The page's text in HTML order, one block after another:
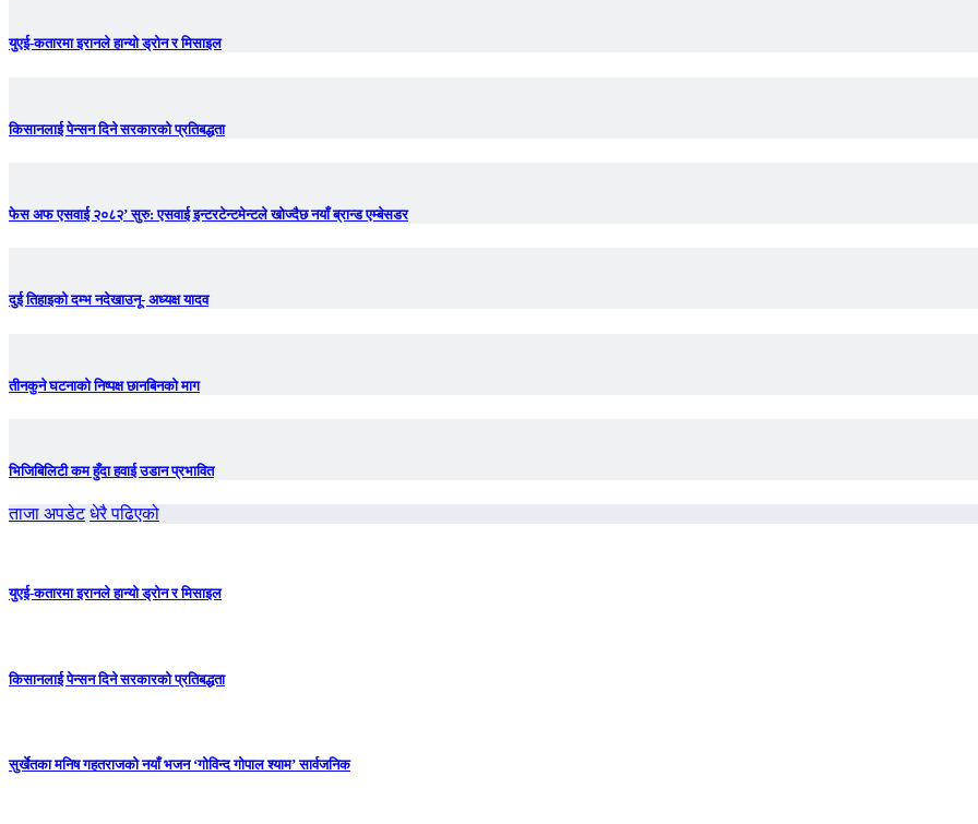
युएई-कतारमा इरानले हान्यो ड्रोन र मिसाइल
किसानलाई पेन्सन दिने सरकारको प्रतिबद्धता
फेस अफ एसवाई २०८२’ सुरु: एसवाई इन्टरटेन्टमेन्टले खोज्दैछ नयाँ ब्रान्ड एम्बेसडर
दुई तिहाइको दम्भ नदेखाउनू- अध्यक्ष यादव
तीनकुने घटनाकाे निष्पक्ष छानबिनकाे माग
भिजिबिलिटी कम हुँदा हवाई उडान प्रभावित
ताजा अपडेट धेरै पढिएको
युएई-कतारमा इरानले हान्यो ड्रोन र मिसाइल
किसानलाई पेन्सन दिने सरकारको प्रतिबद्धता
सुर्खेतका मनिष गहतराजको नयाँ भजन ‘गोविन्द गोपाल श्याम’ सार्वजनिक